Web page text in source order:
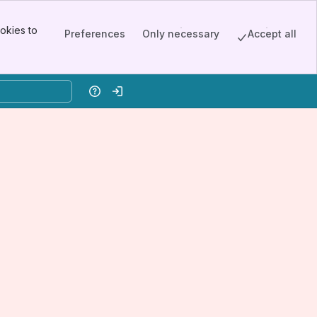
to
Preferences Only necessary Accept all
HelpLog in